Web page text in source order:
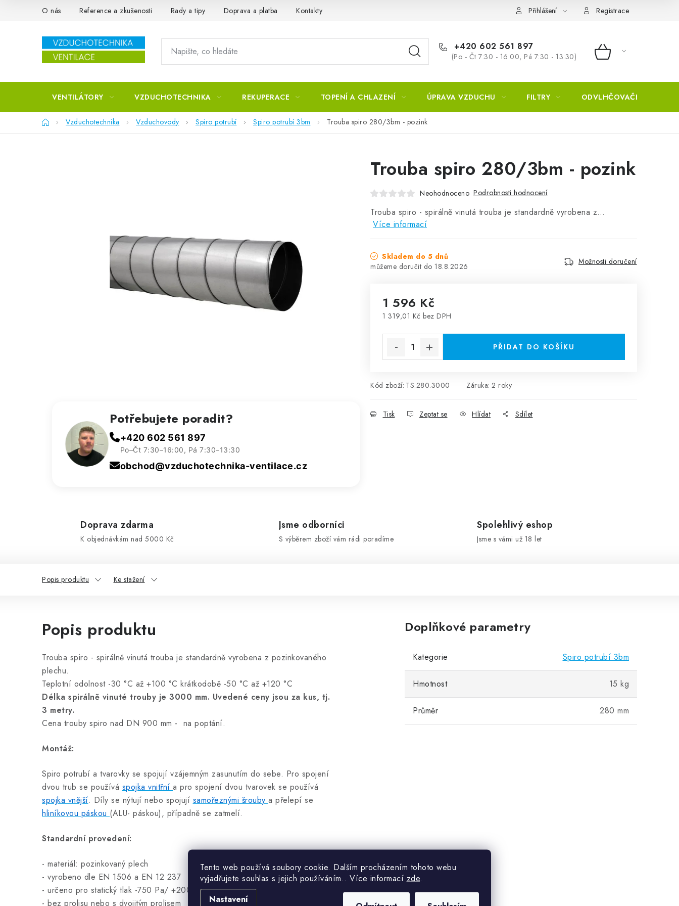
Tento web používá soubory cookie. Dalším procházením tohoto webu
vyjadřujete souhlas s jejich používáním.. Více informací zde.
Nastavení
Přejít na obsahO nás Reference a zkušenosti Rady a tipy Doprava a platba Kontakty Přihlášení Registrace
+420 602 561 897
(Po - Čt 7:30 - 16:00, Pá 7:30 - 13:30) NÁKUPNÍ
VENTILÁTORY VZDUCHOTECHNIKA REKUPERACE TOPENÍ A CHLAZENÍ ÚPRAVA VZDUCHU FILTRY ODVLHČOVAČE
DomůVzduchotechnika Vzduchovody Spiro potrubí Spiro potrubí 3bm Trouba spiro 280/3bm - pozink
Trouba spiro 280/3bm - pozink
Neohodnoceno Podrobnosti hodnocení
Trouba spiro - spirálně vinutá trouba je standardně vyrobena z…
Více informací
Skladem do 5 dnů
18.8.2026
Možnosti doručení
1 596 Kč
1 319,01 Kč bez DPH
PŘIDAT DO KOŠÍKU
Kód zboží: TS.280.3000 Záruka: 2 roky
Tisk Zeptat se Hlídat Sdílet
Potřebujete poradit?
+420 602 561 897
Po–Čt 7:30–16:00, Pá 7:30–13:30
obchod@vzduchotechnika-ventilace.cz
Doprava zdarma
K objednávkám nad 5000 Kč
Jsme odborníci
S výběrem zboží vám rádi poradíme
Spolehlivý eshop
Jsme s vámi už 18 let
Popis produktu Ke stažení
Popis produktu
Trouba spiro - spirálně vinutá trouba je standardně vyrobena z pozinkovaného
plechu.
Teplotní odolnost -30 °C až +100 °C krátkodobě -50 °C až +120 °C
Délka spirálně vinuté trouby je 3000 mm. Uvedené ceny jsou za kus, tj.
3 metry.
Cena trouby spiro nad DN 900 mm - na poptání.
Montáž:
Spiro potrubí a tvarovky se spojují vzájemným zasunutím do sebe. Pro spojení
dvou trub se používá spojka vnitřní a pro spojení dvou tvarovek se používá
spojka vnější. Díly se nýtují nebo spojují samořeznými šrouby a přelepí se
hliníkovou páskou (ALU- páskou), případně se zatmelí.
Standardní provedení:
- materiál: pozinkovaný plech
- vyrobeno dle EN 1506 a EN 12 237
- určeno pro statický tlak -750 Pa/ +2000 Pa
- bez prolisu nebo s dvojitým prolisem
Doplňkové parametry
Kategorie Spiro potrubí 3bm
Hmotnost 15 kg
Průměr 280 mm